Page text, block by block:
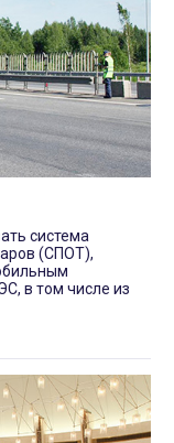
система
(СПОТ),
в том числе из